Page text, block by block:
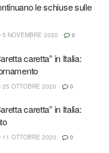
le schiuse sulle
5 NOVEMBRE 2020 0
caretta” in Italia:
25 OTTOBRE 2020 0
caretta” in Italia:
11 OTTOBRE 2020 0